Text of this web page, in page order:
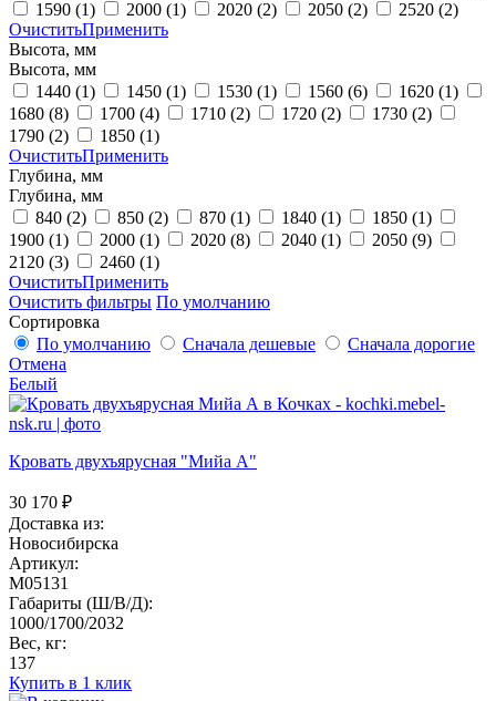
1590 (1) 2000 (1) 2020 (2) 2050 (2) 2520 (2)
ОчиститьПрименить
Высота, мм
Высота, мм
1440 (1) 1450 (1) 1530 (1) 1560 (6) 1620 (1)
1680 (8) 1700 (4) 1710 (2) 1720 (2) 1730 (2)
1790 (2) 1850 (1)
ОчиститьПрименить
Глубина, мм
Глубина, мм
840 (2) 850 (2) 870 (1) 1840 (1) 1850 (1)
1900 (1) 2000 (1) 2020 (8) 2040 (1) 2050 (9)
2120 (3) 2460 (1)
ОчиститьПрименить
Очистить фильтры По умолчанию
Сортировка
По умолчанию
Сначала дешевые
Сначала дорогие
Отмена
Белый
Кровать двухъярусная "Мийа А"
30 170 ₽
Доставка из:
Новосибирска
Артикул:
M05131
Габариты (Ш/В/Д):
1000/1700/2032
Вес, кг:
137
Купить в 1 клик